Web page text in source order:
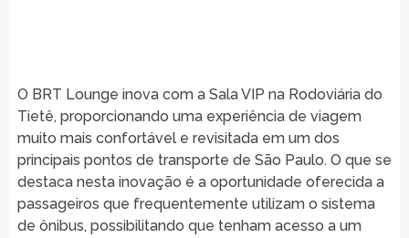
O BRT Lounge inova com a Sala VIP na Rodoviária do
Tietê, proporcionando uma experiência de viagem
muito mais confortável e revisitada em um dos
principais pontos de transporte de São Paulo. O que se
destaca nesta inovação é a oportunidade oferecida a
passageiros que frequentemente utilizam o sistema
de ônibus, possibilitando que tenham acesso a um